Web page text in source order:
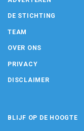
DE STICHTING
TEAM
OVER ONS
PRIVACY
DISCLAIMER
BLIJF OP DE HOOGTE